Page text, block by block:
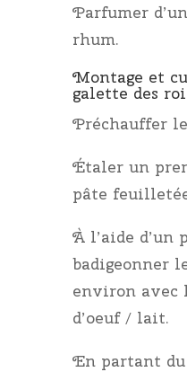
Parfumer
rhum.
Montage et
galette des
Préchauffer
Étaler un
pâte
À l’aide d’un
badigeonner
environ avec
d’oeuf / lait.
En partant